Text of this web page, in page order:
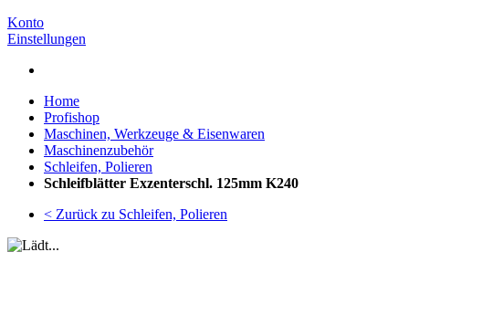
Konto
Einstellungen
Home
Profishop
Maschinen, Werkzeuge & Eisenwaren
Maschinenzubehör
Schleifen, Polieren
Schleifblätter Exzenterschl. 125mm K240
< Zurück zu Schleifen, Polieren